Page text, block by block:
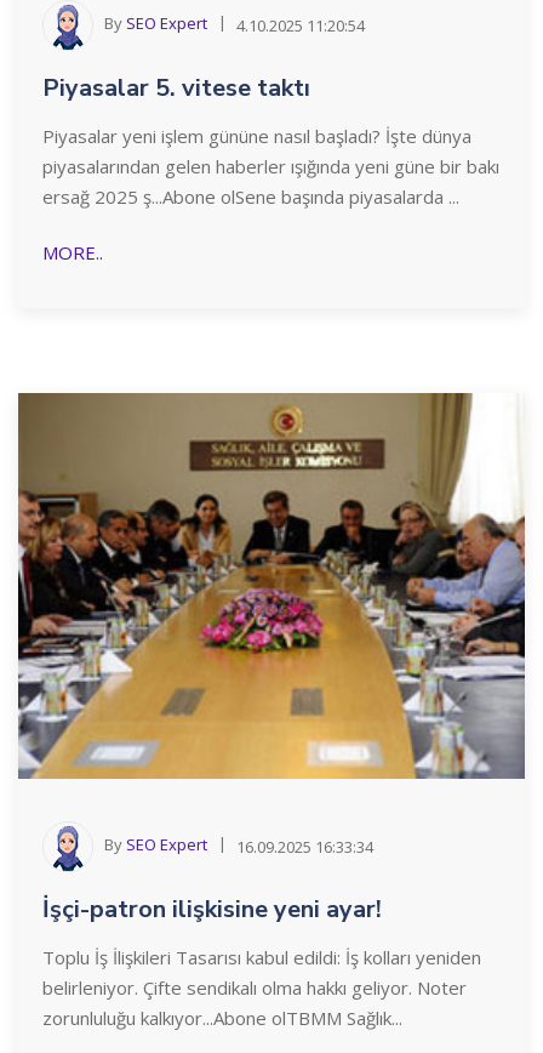
By SEO Expert 4.10.2025 11:20:54
Piyasalar 5. vitese taktı
Piyasalar yeni işlem gününe nasıl başladı? İşte dünya
piyasalarından gelen haberler ışığında yeni güne bir bakı
ersağ 2025 ş...Abone olSene başında piyasalarda ...
MORE..
By SEO Expert 16.09.2025 16:33:34
İşçi-patron ilişkisine yeni ayar!
Toplu İş İlişkileri Tasarısı kabul edildi: İş kolları yeniden
belirleniyor. Çifte sendikalı olma hakkı geliyor. Noter
zorunluluğu kalkıyor...Abone olTBMM Sağlık...